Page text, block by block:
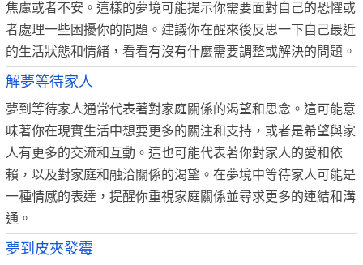
焦慮或者不安。這樣的夢境可能提示你需要面對自己的恐懼或
者處理一些困擾你的問題。建議你在醒來後反思一下自己最近
的生活狀態和情緒，看看有沒有什麼需要調整或解決的問題。
解夢等待家人
夢到等待家人通常代表著對家庭關係的渴望和思念。這可能意
味著你在現實生活中想要更多的關注和支持，或者是希望與家
人有更多的交流和互動。這也可能代表著你對家人的愛和依
賴，以及對家庭和融洽關係的渴望。在夢境中等待家人可能是
一種情感的表達，提醒你重視家庭關係並尋求更多的連結和溝
通。
夢到皮夾發霉